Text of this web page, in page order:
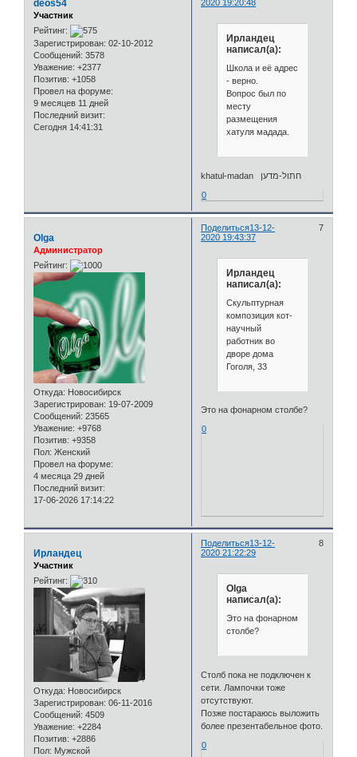
2020 19:20:48
deos54
Участник
Рейтинг:
Зарегистрирован: 02-10-2012
Сообщений: 3578
Уважение: +2377
Позитив: +1058
Провел на форуме:
9 месяцев 11 дней
Последний визит:
Сегодня 14:41:31
Ирландец
написал(а):
Школа и её адрес
- верно.
Вопрос был по
месту
размещения
хатуля мадада.
khatul-madan חתול-מדען
0
Поделиться 7
13-12-
2020 19:43:37
Olga
Администратор
Рейтинг:
Откуда: Новосибирск
Зарегистрирован: 19-07-2009
Сообщений: 23565
Уважение: +9768
Позитив: +9358
Пол: Женский
Провел на форуме:
4 месяца 29 дней
Последний визит:
17-06-2026 17:14:22
Ирландец
написал(а):
Скульптурная
композиция кот-
научный
работник во
дворе дома
Гоголя, 33
Это на фонарном столбе?
0
Поделиться 8
13-12-
2020 21:22:29
Ирландец
Участник
Рейтинг:
Откуда: Новосибирск
Зарегистрирован: 06-11-2016
Сообщений: 4509
Уважение: +2284
Позитив: +2886
Пол: Мужской
Olga
написал(а):
Это на фонарном
столбе?
Столб пока не подключен к
сети. Лампочки тоже
отсутствуют.
Позже постараюсь выложить
более презентабельное фото.
0